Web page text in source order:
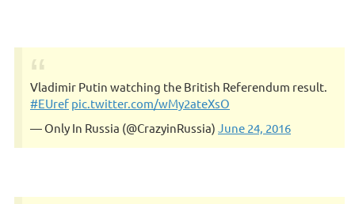
Vladimir Putin watching the British Referendum result.
#EUref pic.twitter.com/wMy2ateXsO
— Only In Russia (@CrazyinRussia) June 24, 2016